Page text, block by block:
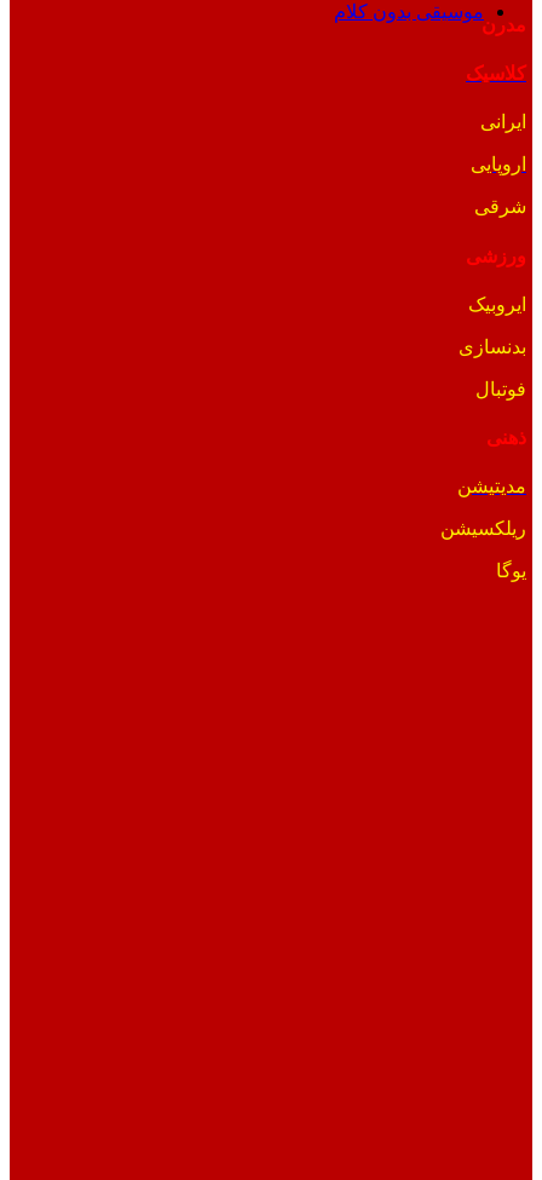
موسیقی بدون کلام
مدرن
کلاسیک
ایرانی
اروپایی
شرقی
ورزشی
ایروبیک
بدنسازی
فوتبال
ذهنی
مدیتیشن
ریلکسیشن
یوگا